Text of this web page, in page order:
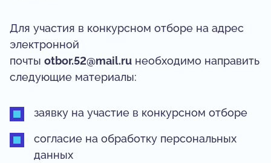
Для участия в конкурсном отборе на адрес
электронной
почты otbor.52@mail.ru необходимо направить
следующие материалы:
заявку на участие в конкурсном отборе
согласие на обработку персональных
данных